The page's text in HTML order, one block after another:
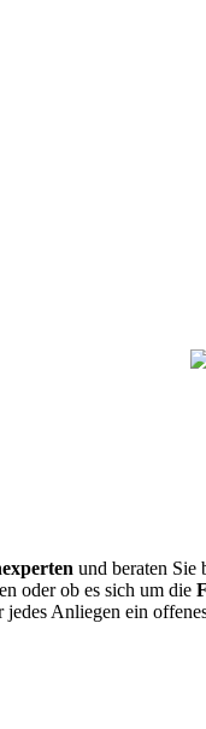
und beraten
oder ob es sich um die
Anliegen ein